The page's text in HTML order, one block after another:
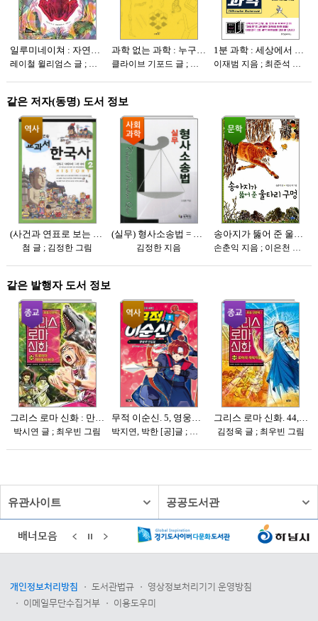
유관사이트 공공도서관
배너모음
개인정보처리방침 도서관법규
영상정보처리기기 운영방침
이메일무단수집거부
이용도우미